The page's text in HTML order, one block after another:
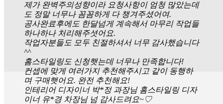
제가 완벽주의성향이라 요청사항이 엄청 많았는데
도 정말 너무나 꼼꼼하게 다 챙겨주셨어여.
공사완료후에도 한달넘게 계속해서 마무리 작업들
하나하나 처리해주셧어요.
작업자분들도 모두 친절하셔서 너무 감사했습니다
^^
홈스타일링도 신청햇는데 너무나 만족합니다!
컨셉에 맞게 여러가지 추천해주시고 같이 동행하
며 구매햇어요. 완전 추천해요!
인테리어 디자이너 박*정 과장님 홈스타일링 디자
이너 유*경 차장님 넘 감사드려요~♡